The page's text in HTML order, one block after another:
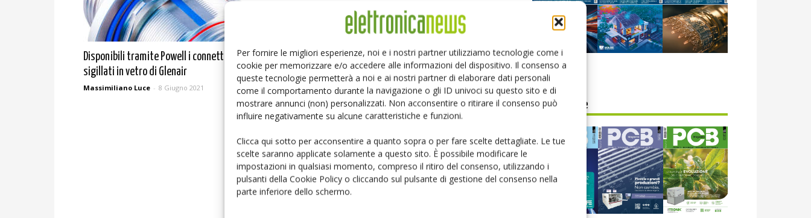
Per fornire le migliori esperienze, noi e i nostri partner utilizziamo tecnologie come i
cookie per memorizzare e/o accedere alle informazioni del dispositivo. Il consenso a
queste tecnologie permetterà a noi e ai nostri partner di elaborare dati personali
come il comportamento durante la navigazione o gli ID univoci su questo sito e di
mostrare annunci (non) personalizzati. Non acconsentire o ritirare il consenso può
influire negativamente su alcune caratteristiche e funzioni.
Clicca qui sotto per acconsentire a quanto sopra o per fare scelte dettagliate. Le tue
scelte saranno applicate solamente a questo sito. È possibile modificare le
impostazioni in qualsiasi momento, compreso il ritiro del consenso, utilizzando i
pulsanti della Cookie Policy o cliccando sul pulsante di gestione del consenso nella
parte inferiore dello schermo.
Disponibili tramite Powell i connettori ermetici
sigillati in vetro di Glenair
Massimiliano Luce - 8 Giugno 2021
Edicola web
PCB Magazine